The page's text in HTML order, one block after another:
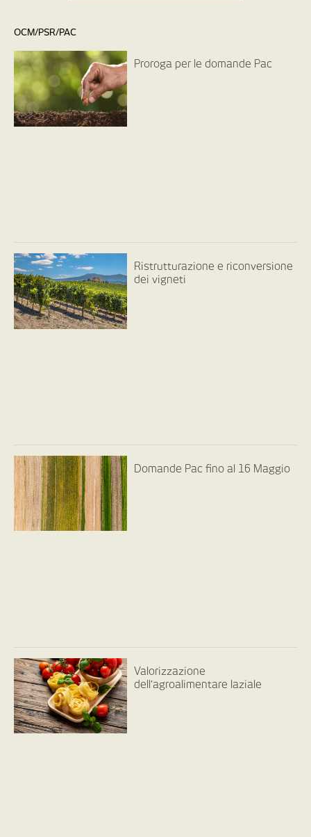
OCM/PSR/PAC
Proroga per le domande Pac
Ristrutturazione e riconversione
dei vigneti
Domande Pac fino al 16 Maggio
Valorizzazione
dell’agroalimentare laziale